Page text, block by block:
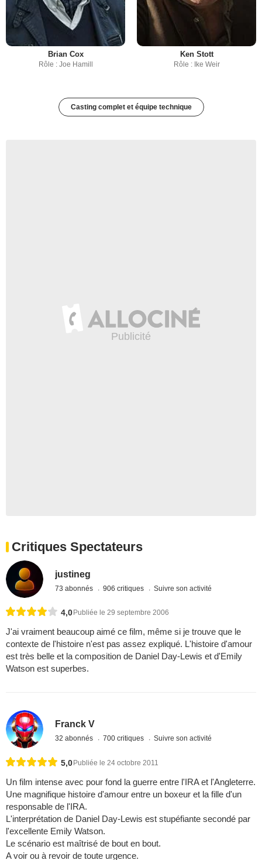
Brian Cox
Rôle : Joe Hamill
Ken Stott
Rôle : Ike Weir
Casting complet et équipe technique
Critiques Spectateurs
justineg
73 abonnés 906 critiques Suivre son activité
4,0 Publiée le 29 septembre 2006
J'ai vraiment beaucoup aimé ce film, même si je trouve que le
contexte de l'histoire n'est pas assez expliqué. L'histoire d'amour
est très belle et la composition de Daniel Day-Lewis et d'Emily
Watson est superbes.
Franck V
32 abonnés 700 critiques Suivre son activité
5,0Publiée le 24 octobre 2011
Un film intense avec pour fond la guerre entre l'IRA et l'Angleterre.
Une magnifique histoire d'amour entre un boxeur et la fille d'un
responsable de l'IRA.
L'interprétation de Daniel Day-Lewis est stupéfiante secondé par
l'excellente Emily Watson.
Le scénario est maîtrisé de bout en bout.
A voir ou à revoir de toute urgence.